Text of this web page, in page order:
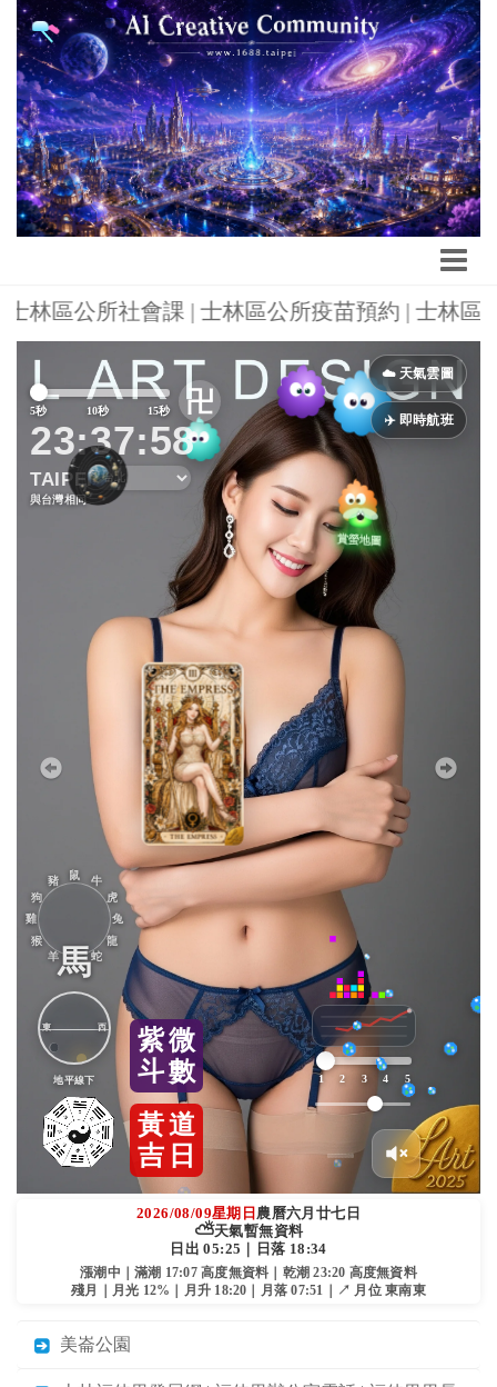
區公所社會課 | 士林區公所疫苗預約 | 士林區
☁️ 天氣雲圖
✈️ 即時航班
紫微
斗數
黃道
吉 日
1 2 3 4 5
5秒 10秒 15秒 卍
23:38:00
TAIPEI
與台灣相同
鼠
牛
虎
兔
龍
蛇
馬
羊
猴
雞
狗
豬
東 西
地平線下
Previous Next
2026/08/09星期日農曆六月廿七日
⛅天氣暫無資料
日出 05:25｜日落 18:34
漲潮中｜滿潮 17:07 高度無資料｜乾潮 23:20 高度無資料
殘月｜月光 12%｜月升 18:20｜月落 07:51｜↗ 月位 東南東
美崙公園